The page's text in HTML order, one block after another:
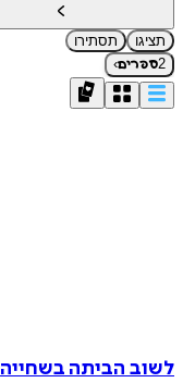
תציגו
תסתירו
2ספרים›
לשוב הביתה בשחייה